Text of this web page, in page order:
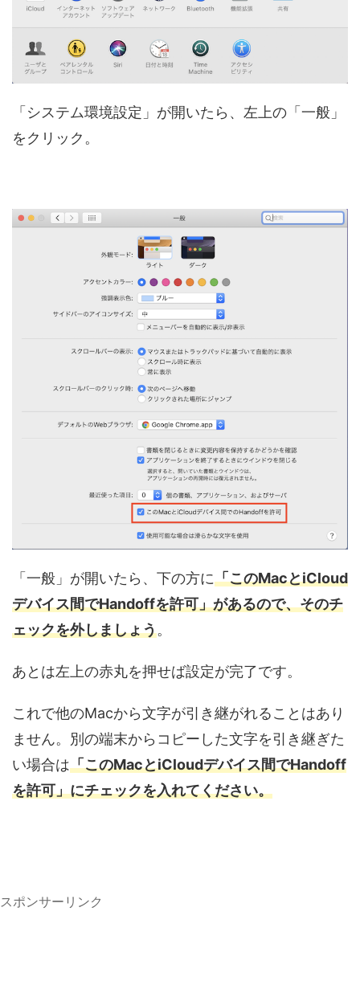
「システム環境設定」が開いたら、左上の「一般」
をクリック。
「一般」が開いたら、下の方に「このMacとiCloud
デバイス間でHandoffを許可」があるので、そのチ
ェックを外しましょう。
あとは左上の赤丸を押せば設定が完了です。
これで他のMacから文字が引き継がれることはあり
ません。別の端末からコピーした文字を引き継ぎた
い場合は「このMacとiCloudデバイス間でHandoff
を許可」にチェックを入れてください。
スポンサーリンク